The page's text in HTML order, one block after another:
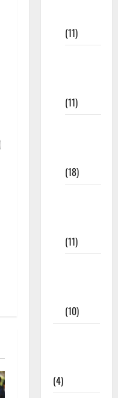
(11)
(11)
(18)
(11)
(10)
(4)